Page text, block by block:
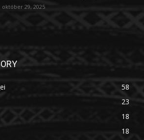
október 29, 2025
58
23
18
18